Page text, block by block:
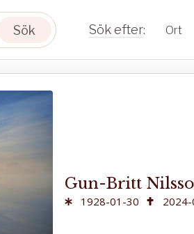
Sök Ort
Gun-Britt
1928-01-30